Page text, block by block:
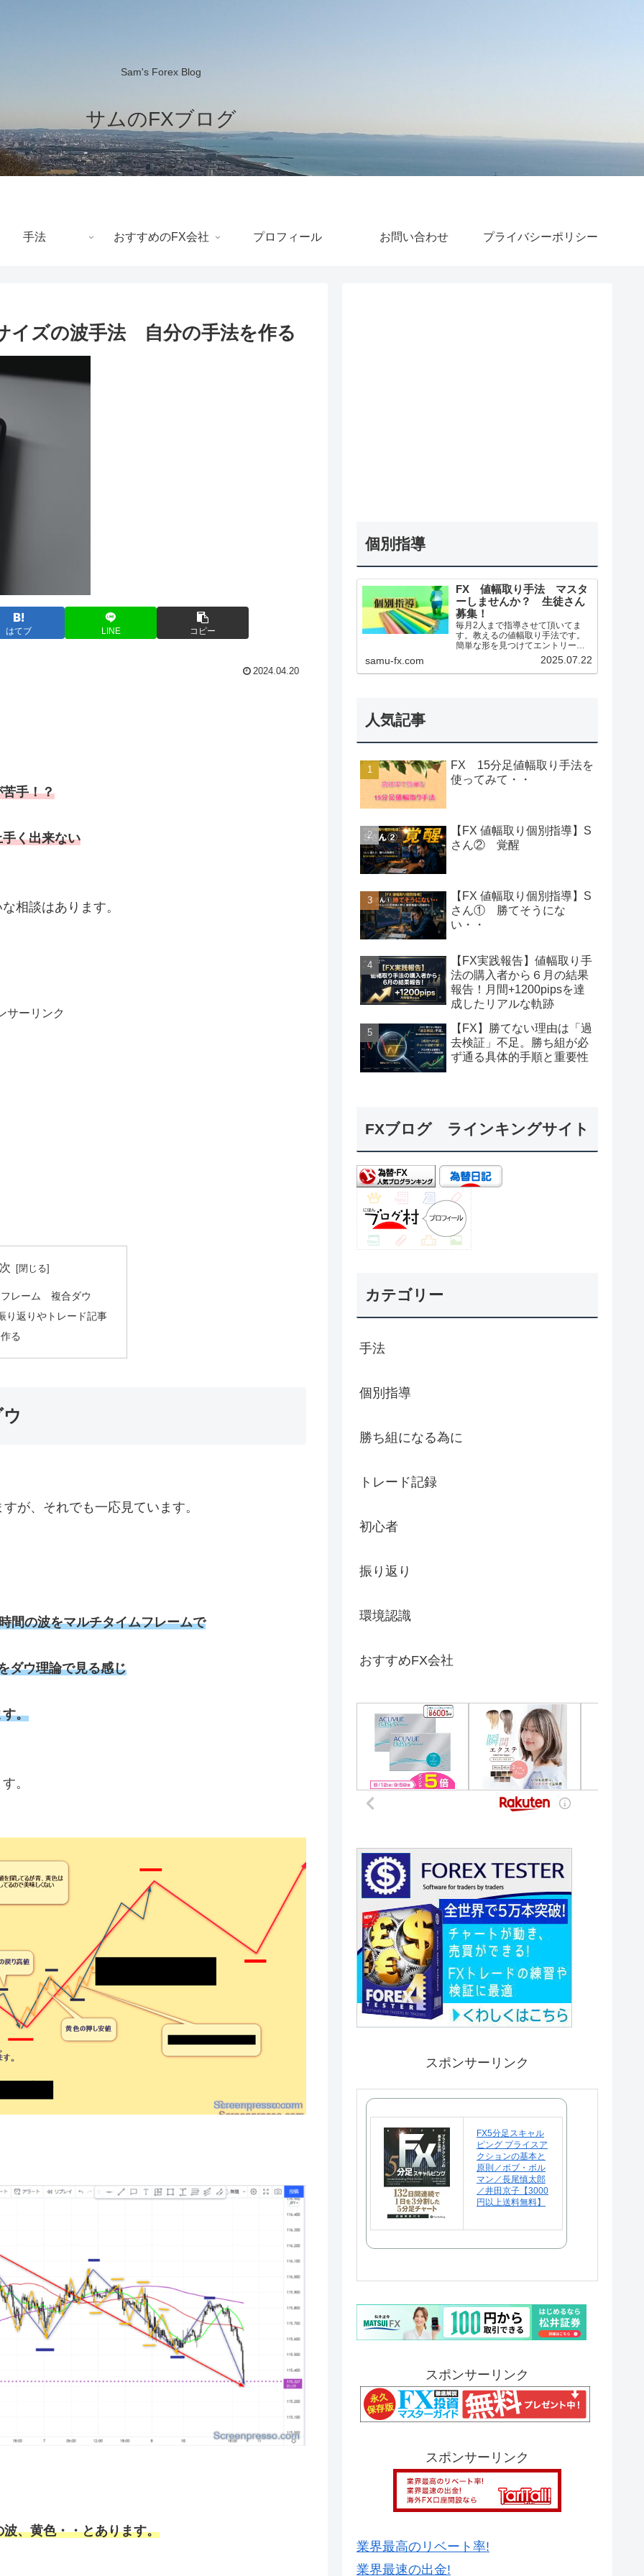
Sam's Forex Blog
サムのFXブログ
手法 おすすめのFX会社 プロフィール お問い合わせ プライバシーポリシー
ズの波手法 自分の手法を作る
はてブ LINE コピー
2024.04.20
手！？
く出来ない
相談はあります。
サーリンク
レーム 複合ダウ
り返りやトレード記事
る
が、それでも一応見ています。
間の波をマルチタイムフレームで
ダウ理論で見る感じ
す。
。
、黄色・・とあります。
個別指導
FX 値幅取り手法 マスタ
ーしませんか？ 生徒さん
募集！
毎月2人まで指導させて頂いてま
す。教えるの値幅取り手法です。
簡単な形を見つけてエントリー、
決済、利食いも明確でシンプルで
機械的にトレード出来る再現性の
高い手法です。１分足～１時間足
samu-fx.com 2025.07.22
人気記事
FX 15分足値幅取り手法を
使ってみて・・
【FX 値幅取り個別指導】S
さん② 覚醒
【FX 値幅取り個別指導】S
さん① 勝てそうにな
い・・
【FX実践報告】値幅取り手
法の購入者から６月の結果
報告！月間+1200pipsを達
成したリアルな軌跡
【FX】勝てない理由は「過
去検証」不足。勝ち組が必
ず通る具体的手順と重要性
FXブログ ラインキングサイト
カテゴリー
手法
個別指導
勝ち組になる為に
トレード記録
初心者
振り返り
環境認識
おすすめFX会社
スポンサーリンク
FX5分足スキャル
ピング プライスア
クションの基本と
原則／ボブ・ボル
マン／長尾慎太郎
／井田京子【3000
円以上送料無料】
スポンサーリンク
スポンサーリンク
業界最高のリベート率!
業界最速の出金!